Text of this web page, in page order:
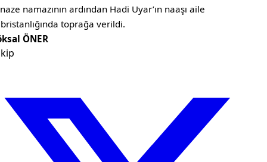
namazının ardından Hadi Uyar’ın naaşı aile
toprağa verildi.
ÖNER